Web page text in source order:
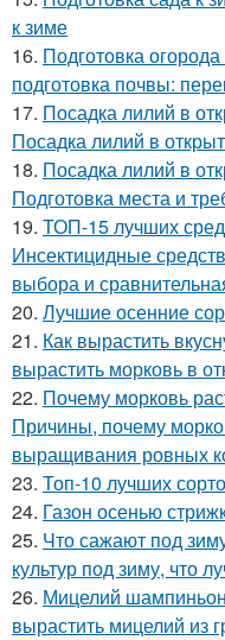
к зиме
16. Подготовка
подготовка почвы:
17. Посадка лилий в
Посадка лилий в
18. Посадка лилий в
Подготовка места и
19. ТОП-15 лучших
Инсектицидные
выбора и
20. Лучшие осенние
21. Как вырастить
вырастить морковь в
22. Почему морковь
Причины, почему
выращивания ровных
23. Топ-10 лучших
24. Газон осенью
25. Что сажают под
культур под зиму, что
26. Мицелий
вырастить мицелий из